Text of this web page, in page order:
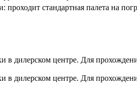
стандартная палета на
в дилерском центре. Для
в дилерском центре. Для